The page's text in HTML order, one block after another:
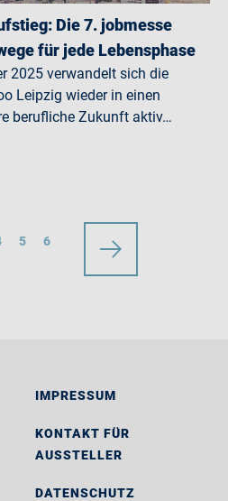
Die 7. jobmesse
für jede Lebensphase
2025 verwandelt sich die
Leipzig wieder in einen
berufliche Zukunft aktiv…
5 6
IMPRESSUM
KONTAKT FÜR
AUSSTELLER
DATENSCHUTZ